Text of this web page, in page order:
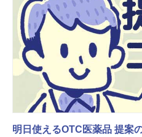
明日使えるOTC医薬品 提案